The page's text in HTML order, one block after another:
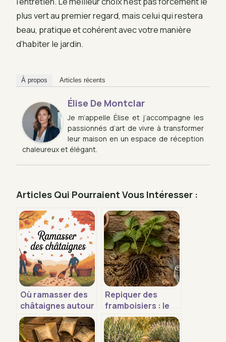
plus vert au premier regard, mais celui qui restera
beau, pratique et cohérent avec votre manière
d’habiter le jardin.
À propos Articles récents
Élise De Montclar
Je m’appelle Élise et j’accompagne les
passionnés d’art de vivre à transformer
leur maison en un espace de réception
chaleureux et élégant.
Articles Qui Pourraient Vous Intéresser :
Où ramasser des
châtaignes autour
de vous sans
perdre votre
temps
Repiquer des
framboisiers : le
calendrier idéal et
4 étapes pour une
reprise garantie